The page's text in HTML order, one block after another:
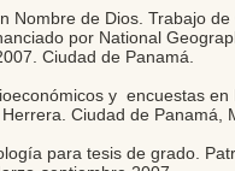
Nombre de Dios. Trabajo
por National
Ciudad de Panamá.
y encuestas
Ciudad de Panamá,
para tesis de grado.